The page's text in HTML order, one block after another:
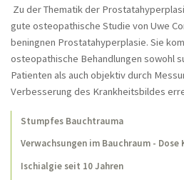
Postzosterneuralgie
Knieschmerzen nach dem Joggen
Schwindel, wenn der Kopf in den
Zu der Thematik der
gute osteopathische Studie von Uwe
beningnen Prostatahyperplasie. Sie
osteopathische Behandlungen sowohl
Patienten als auch objektiv durch
Verbesserung des Krankheitsbildes
Stumpfes Bauchtrauma
Verwachsungen im Bauchraum -
Ischialgie seit 10 Jahren